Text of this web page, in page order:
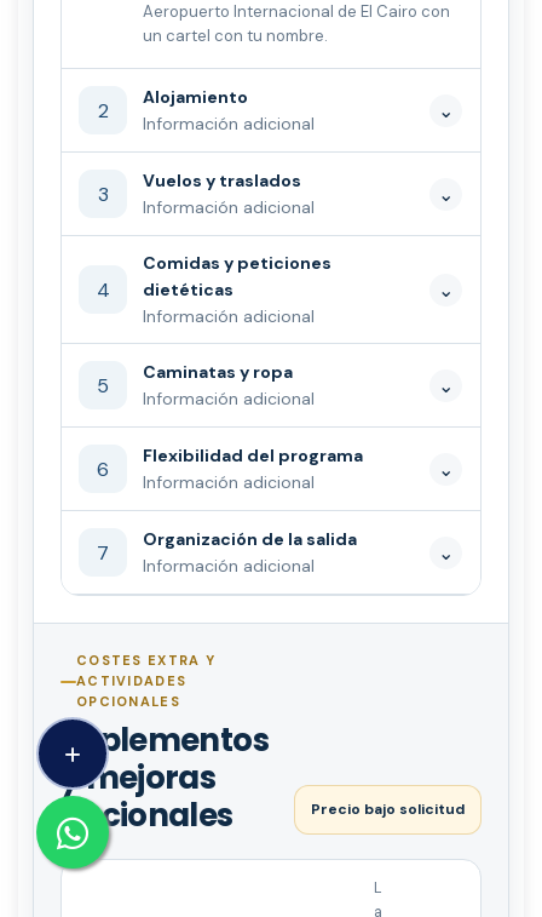
Aeropuerto Internacional de El Cairo con
un cartel con tu nombre.
2
Alojamiento
Información adicional
⌄
3
Vuelos y traslados
Información adicional
⌄
4
Comidas y peticiones
dietéticas
Información adicional
⌄
5
Caminatas y ropa
Información adicional
⌄
6
Flexibilidad del programa
Información adicional
⌄
7
Organización de la salida
Información adicional
⌄
COSTES EXTRA Y
ACTIVIDADES
OPCIONALES
Suplementos
y mejoras
opcionales
Precio bajo solicitud
L
a